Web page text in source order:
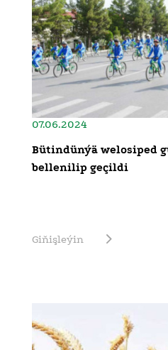
07.06.2024
Bütindünýä welosiped
bellenilip geçildi
Giňişleýin